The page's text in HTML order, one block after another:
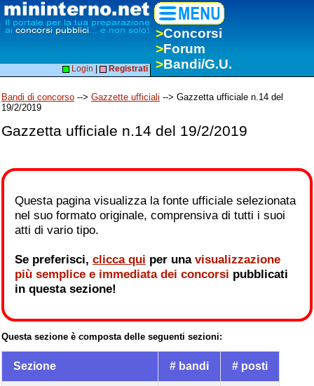
>Concorsi
>Forum
>Bandi/G.U.
Login Registrati
Bandi di concorso --> Gazzette ufficiali --> Gazzetta ufficiale n.14 del
19/2/2019
Gazzetta ufficiale n.14 del 19/2/2019
Questa pagina visualizza la fonte ufficiale selezionata
nel suo formato originale, comprensiva di tutti i suoi
atti di vario tipo.
Se preferisci, clicca qui per una visualizzazione
più semplice e immediata dei concorsi pubblicati
in questa sezione!
Questa sezione è composta delle seguenti sezioni:
Sezione # bandi # posti